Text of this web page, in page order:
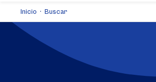
Inicio Buscar